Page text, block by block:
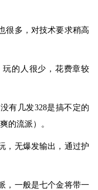
很多，对技术要求稍高
的人很少，花费章较
有几发328是搞不定的
的流派）。
，无爆发输出，通过护
，一般是七个金将带一